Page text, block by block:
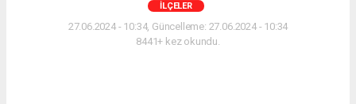
İLÇELER
27.06.2024 - 10:34, Güncelleme: 27.06.2024 - 10:34
8441+ kez okundu.